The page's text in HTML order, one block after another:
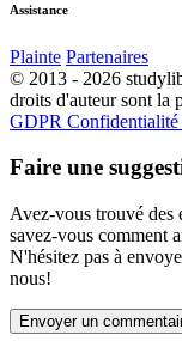
Assistance
Plainte Partenaires
© 2013 - 2026
droits d'auteur sont la
GDPR Confidentialité
Faire une
Avez-vous trouvé des
savez-vous comment
N'hésitez pas à
nous!
Envoyer un